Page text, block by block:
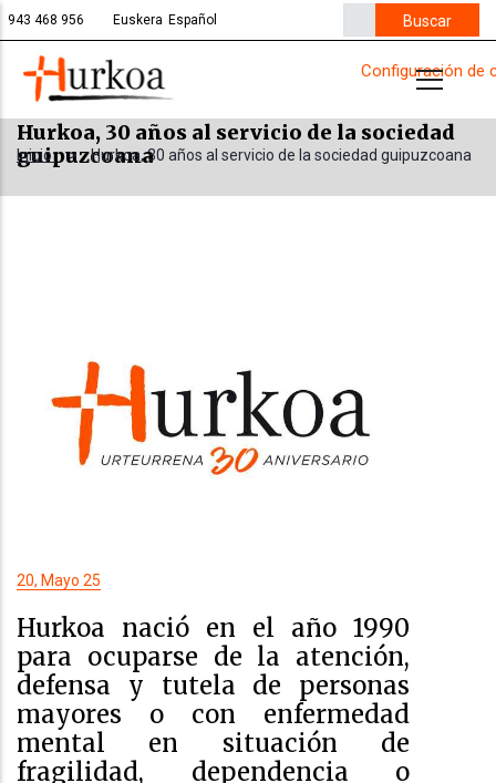
Pasar
al
contenido
principal
943 468 956 Euskera Español
Hurkoa, 30 años al servicio de la sociedad
guipuzcoana
Inicio > Hurkoa, 30 años al servicio de la sociedad guipuzcoana
20, Mayo 25
Hurkoa nació en el año 1990
para ocuparse de la atención,
defensa y tutela de personas
mayores o con enfermedad
mental en situación de
fragilidad, dependencia o
Configuración de